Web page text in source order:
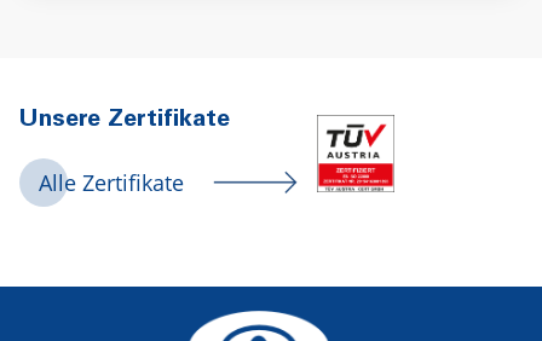
Unsere Zertifikate
Alle Zertifikate